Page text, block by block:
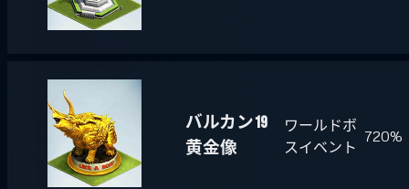
バルカン19
黄金像
ワールドボ
スイベント
720%